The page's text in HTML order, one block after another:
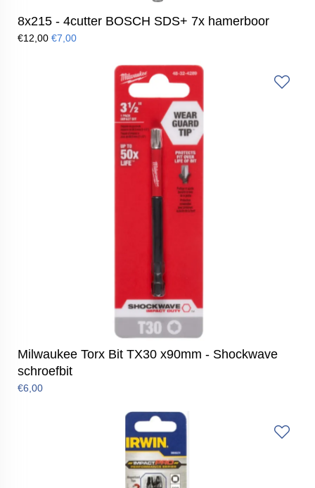
8x215 - 4cutter BOSCH SDS+ 7x hamerboor
€12,00 €7,00
Milwaukee Torx Bit TX30 x90mm - Shockwave
schroefbit
€6,00